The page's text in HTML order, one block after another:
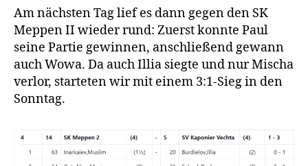
Am nächsten Tag lief es dann gegen den SK
Meppen II wieder rund: Zuerst konnte Paul
seine Partie gewinnen, anschließend gewann
auch Wowa. Da auch Illia siegte und nur Mischa
verlor, starteten wir mit einem 3:1-Sieg in den
Sonntag.